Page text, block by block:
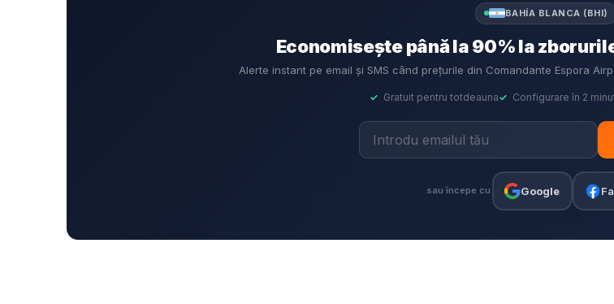
BAHÍA BLANCA (BHI)
Economisește până la 90% la
Alerte instant pe email și SMS când prețurile din Comandante Espora
✓ Gratuit pentru totdeauna✓ Configurare în 2
sau începe cu Google